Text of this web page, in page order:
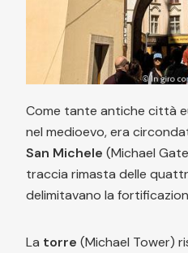
Come tante antiche città
nel medioevo, era
San Michele (Michael
traccia rimasta delle
delimitavano la
La torre (Michael Tower)